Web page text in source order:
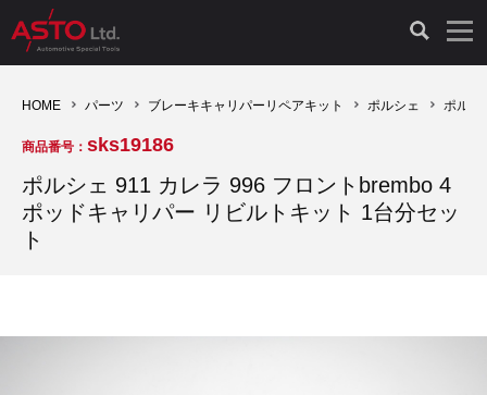
診断機（16）
キープログラマー（4）
診断テスター（10）
キープログラマー（20）
HCB TOOLS（45）
AST TOOLS（51）
オシロスコープ（2）
オシロ関連商品（9）
ドイツ車（427）
イタリア/フランス車（145）
現品修理（77）
リビルト品（58）
オシロスコープ（10）
アクセサリー（13）
HOME パーツ ブレーキキャリパーリペアキット ポルシェ ポルシ
商品番号： sks19186
ポルシェ 911 カレラ 996 フロントbrembo 4
ポッドキャリパー リビルトキット 1台分セッ
ト